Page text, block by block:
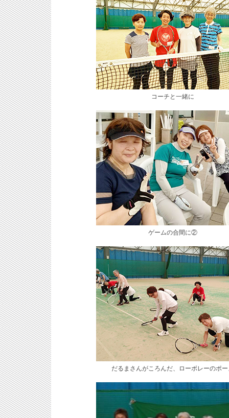
コーチと一緒に
ゲームの合間に②
だるまさんがころんだ、ローボレーのポ